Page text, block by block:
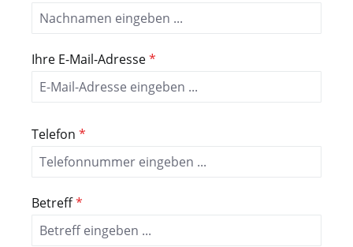
Ihre E-Mail-Adresse*
Telefon *
Betreff*